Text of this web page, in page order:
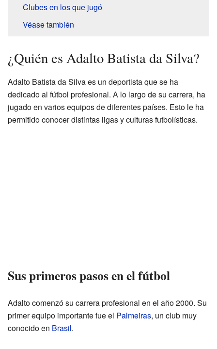
Clubes en los que jugó
Véase también
¿Quién es Adalto Batista da Silva?
Adalto Batista da Silva es un deportista que se ha
dedicado al fútbol profesional. A lo largo de su carrera, ha
jugado en varios equipos de diferentes países. Esto le ha
permitido conocer distintas ligas y culturas futbolísticas.
Sus primeros pasos en el fútbol
Adalto comenzó su carrera profesional en el año 2000. Su
primer equipo importante fue el Palmeiras, un club muy
conocido en Brasil.